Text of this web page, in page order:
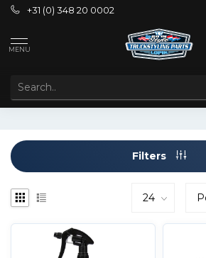
+31 (0) 348 20 0002
MENU
Filters